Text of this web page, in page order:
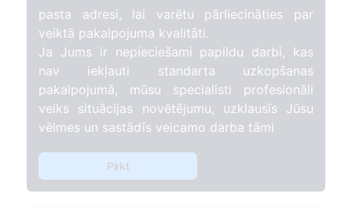
pasta adresi, lai varētu pārliecināties par
veiktā pakalpojuma kvalitāti.
Ja Jums ir nepieciešami papildu darbi, kas
nav iekļauti standarta uzkopšanas
pakalpojumā, mūsu specialisti profesionāli
veiks situācijas novētējumu, uzklausīs Jūsu
vēlmes un sastādīs veicamo darba tāmi
Pirkt